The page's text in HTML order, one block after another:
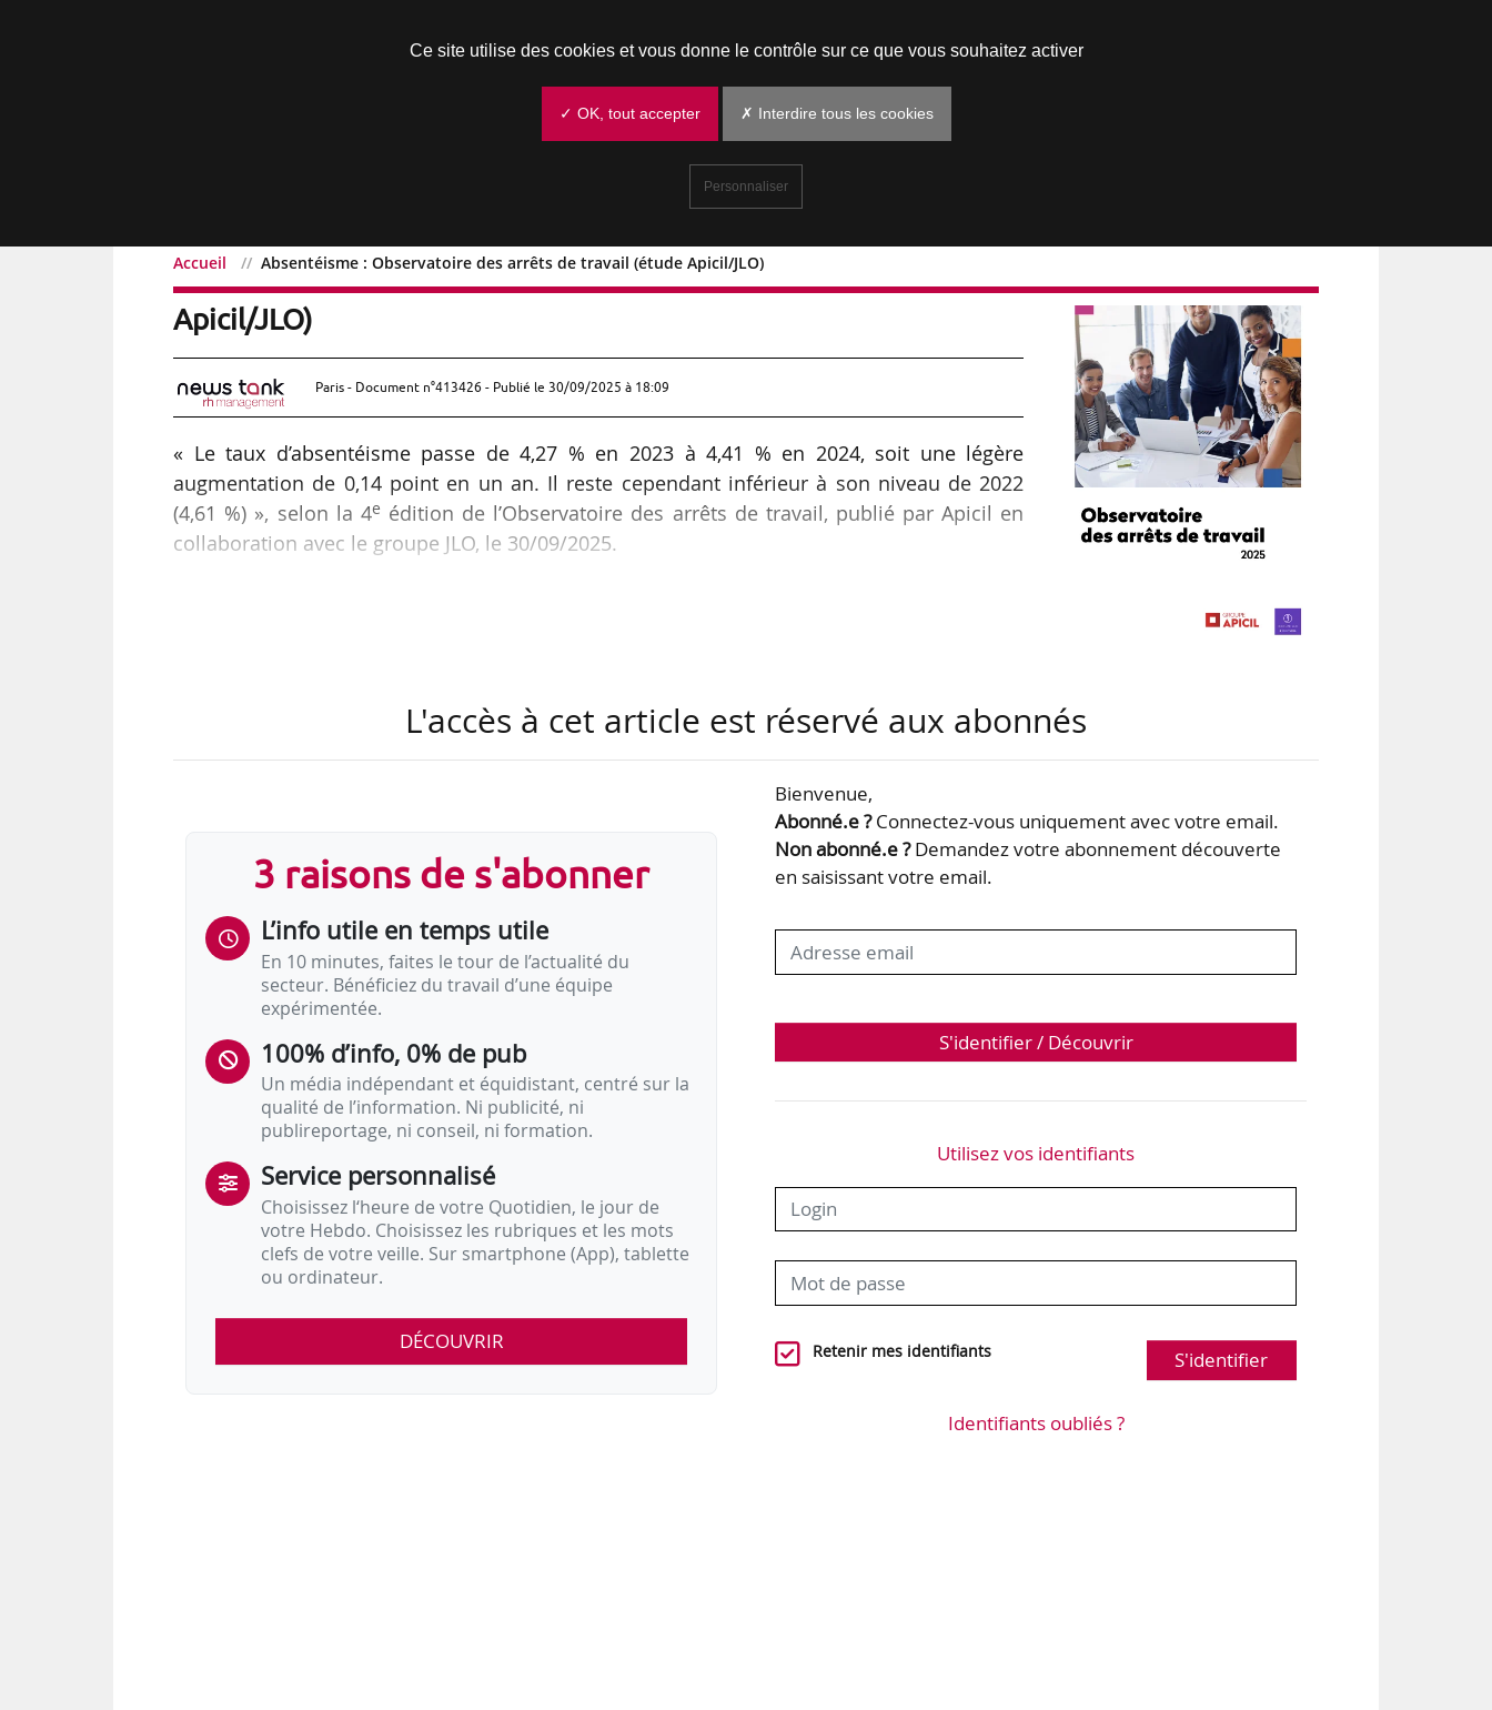
Accueil Absentéisme : Observatoire des arrêts de travail (étude Apicil/JLO)
Absentéisme : Observatoire des arrêts de travail (étude
Apicil/JLO)
Paris - Document n°413426 - Publié le 30/09/2025 à 18:09
« Le taux d’absentéisme passe de 4,27 % en 2023 à 4,41 % en 2024, soit une légère
augmentation de 0,14 point en un an. Il reste cependant inférieur à son niveau de 2022
(4,61 %) », selon la 4e édition de l’Observatoire des arrêts de travail, publié par Apicil en
collaboration avec le groupe JLO, le 30/09/2025.
L'accès à cet article est réservé aux abonnés
3 raisons de s'abonner
L’info utile en temps utile
En 10 minutes, faites le tour de l’actualité du
secteur. Bénéficiez du travail d’une équipe
expérimentée.
100% d’info, 0% de pub
Un média indépendant et équidistant, centré sur la
qualité de l’information. Ni publicité, ni
publireportage, ni conseil, ni formation.
Service personnalisé
Choisissez l‘heure de votre Quotidien, le jour de
votre Hebdo. Choisissez les rubriques et les mots
clefs de votre veille. Sur smartphone (App), tablette
ou ordinateur.
DÉCOUVRIR
Bienvenue,
Abonné.e ?Connectez-vous uniquement avec votre email.
Non abonné.e ?Demandez votre abonnement découverte
en saisissant votre email.
S'identifier / Découvrir
Utilisez vos identifiants
Retenir mes identifiants S'identifier
Identifiants oubliés ?
Ce site utilise des cookies et vous donne le contrôle sur ce que vous souhaitez activer
✓ OK, tout accepter ✗ Interdire tous les cookies
Personnaliser